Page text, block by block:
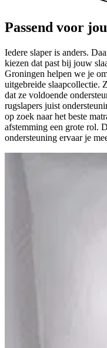
Passend voor
Iedere slaper is anders.
kiezen dat past bij jouw
Groningen helpen we je
uitgebreide slaapcollectie.
dat ze voldoende
rugslapers juist
op zoek naar het beste
afstemming een grote rol.
ondersteuning ervaar je